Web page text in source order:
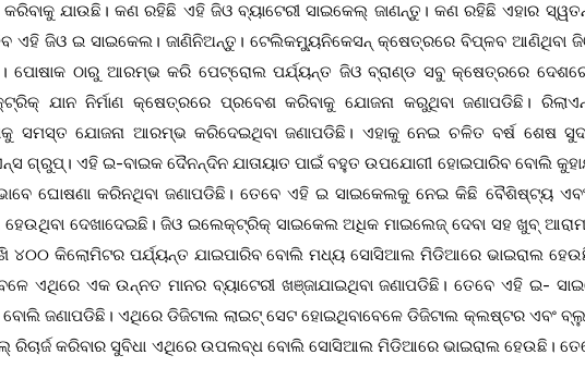
ଯାଉଛି। କଣ ରହିଛି ଏହି ଜିଓ ବ୍ୟାଟେରୀ ସାଇକେଲ୍ ଜାଣନ୍ତୁ। କଣ ରହିଛି ଏହାର
ଏହି ଜିଓ ଇ ସାଇକେଲ। ଜାଣିନିଅନ୍ତୁ। ଟେଲିକମ୍ୟୁନିକେସନ୍ କ୍ଷେତ୍ରରେ ବିପ୍ଳବ ଆଣିଥିବା
ପୋଷାକ ଠାରୁ ଆରମ୍ଭ କରି ପେଟ୍ରୋଲ ପର୍ଯ୍ୟନ୍ତ ଜିଓ ବ୍ରାଣ୍ଡ ସବୁ କ୍ଷେତ୍ରରେ
ଯାନ ନିର୍ମାଣ କ୍ଷେତ୍ରରେ ପ୍ରବେଶ କରିବାକୁ ଯୋଜନା କରୁଥିବା ଜଣାପଡିଛି।
ସମସ୍ତ ଯୋଜନା ଆରମ୍ଭ କରିଦେଇଥିବା ଜଣାପଡିଛି। ଏହାକୁ ନେଇ ଚଳିତ ବର୍ଷ ଶେଷ
ଗ୍ରୁପ୍‌। ଏହି ଇ-ବାଇକ ଦୈନନ୍ଦିନ ଯାତାୟାତ ପାଇଁ ବହୁତ ଉପଯୋଗୀ ହୋଇପାରିବ ବୋଲି
ଘୋଷଣା କରିନଥିବା ଜଣାପଡିଛି। ତେବେ ଏହି ଇ ସାଇକେଲକୁ ନେଇ କିଛି ବୈଶିଷ୍ଟ୍ୟ
ଦେଖାଦେଇଛି। ଜିଓ ଇଲେକ୍ଟ୍ରିକ୍ ସାଇକେଲ ଅଧିକ ମାଇଲେଜ୍ ଦେବା ସହ ଖୁବ୍
୪୦୦ କିଲୋମିଟର ପର୍ଯ୍ୟନ୍ତ ଯାଇପାରିବ ବୋଲି ମଧ୍ୟ ସୋସିଆଲ ମିଡିଆରେ ଭାଇରାଲ
ଏଥିରେ ଏକ ଉନ୍ନତ ମାନର ବ୍ୟାଟେରୀ ଖଞ୍ଜାଯାଇଥିବା ଜଣାପଡିଛି। ତେବେ ଏହି ଇ-
ବୋଲି ଜଣାପଡିଛି। ଏଥିରେ ଡିଜିଟାଲ ଲାଇଟ୍ ସେଟ ହୋଇଥିବାବେଳେ ଡିଜିଟାଲ କ୍ଲଷ୍ଟର ଏବଂ
କରିବାର ସୁବିଧା ଏଥିରେ ଉପଲବ୍ଧ ବୋଲି ସୋସିଆଲ ମିଡିଆରେ ଭାଇରାଲ ହେଉଛି।